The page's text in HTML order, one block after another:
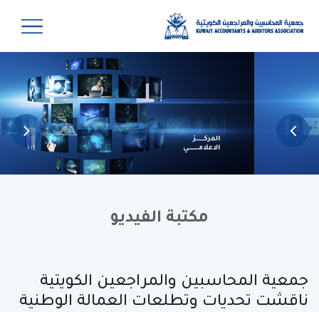
مكتبة الفيديو
جمعية المحاسبين والمراجعين الكويتية
ناقشت تحديات وتطلعات العمالة الوطنية